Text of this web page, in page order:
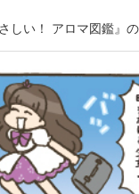
い！ アロマ図鑑』の